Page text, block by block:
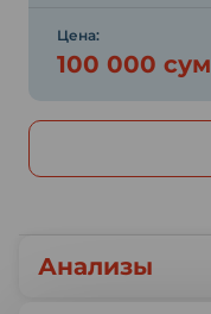
Анализы
Цена:
100 000 сум